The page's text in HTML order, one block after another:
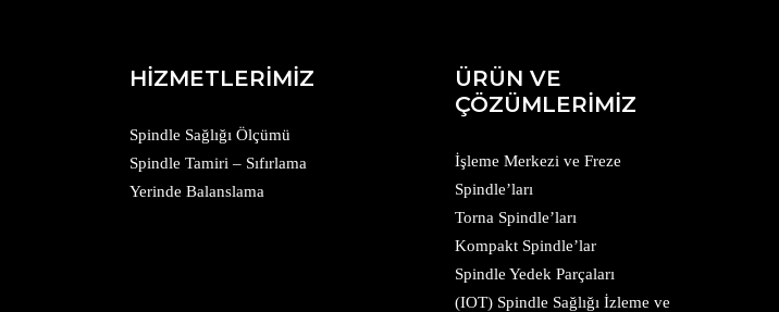
HİZMETLERİMİZ
Spindle Sağlığı Ölçümü
Spindle Tamiri – Sıfırlama
Yerinde Balanslama
ÜRÜN VE
ÇÖZÜMLERİMİZ
İşleme Merkezi ve Freze
Spindle’ları
Torna Spindle’ları
Kompakt Spindle’lar
Spindle Yedek Parçaları
(IOT) Spindle Sağlığı İzleme ve